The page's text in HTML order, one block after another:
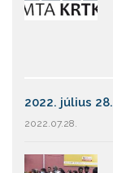
2022. július 28.
2022.07.28.